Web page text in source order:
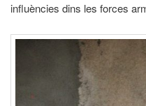
influències dins les forces